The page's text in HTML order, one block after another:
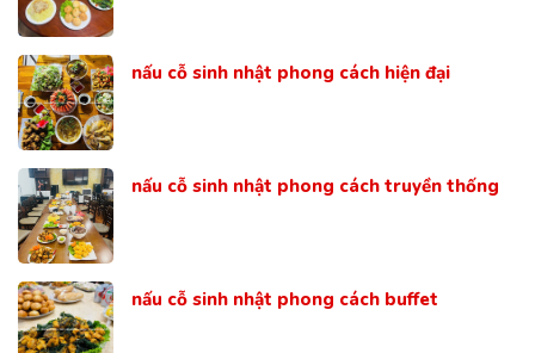
nấu cỗ sinh nhật phong cách hiện đại
nấu cỗ sinh nhật phong cách truyền thống
nấu cỗ sinh nhật phong cách buffet